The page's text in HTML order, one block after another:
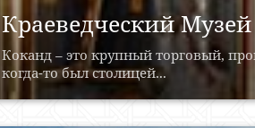
Краеведческий Музей
Коканд – это крупный торговый,
когда-то был столицей...